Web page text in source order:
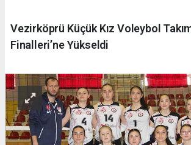
Vezirköprü Küçük Kız Voleybol
Finalleri’ne Yükseldi